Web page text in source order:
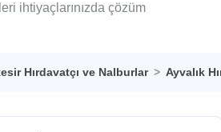
ihtiyaçlarınızda çözüm
Hırdavatçı ve Nalburlar Ayvalık